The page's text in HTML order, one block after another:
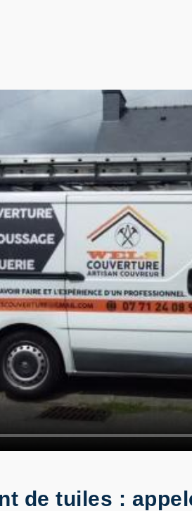
de tuiles :